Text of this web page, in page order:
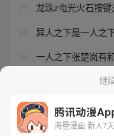
27 龙珠z电光火石按键
28 异人之下是一人之
29 一人之下张楚岚有
ps5龙珠z电光火石
继
腾讯动漫
海量漫画 新人7